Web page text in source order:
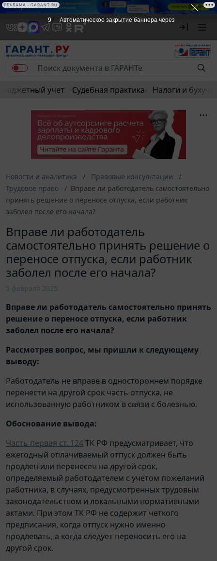
Бюджетный учет Судебная практика Налоги и
Новости и аналитика
Правовые консультации
Трудовое право
Вправе ли работодатель самостоятельно
принять решение о переносе отпуска, если работник
заболел после его начала?
Вправе ли работодатель
самостоятельно принять решение о
переносе отпуска, если работник
заболел после его начала?
Вправе ли работодатель самостоятельно принять
решение о переносе отпуска, если работник
заболел после его начала?
Рассмотрев вопрос, мы пришли к следующему
выводу:
Работодатель не вправе в одностороннем порядке
перенести на другой срок часть отпуска, не
использованную работником в связи с болезнью.
Обоснование вывода:
Часть первая ст. 124ТК РФ предусматривает, что
ежегодный оплачиваемый отпуск должен быть
продлен или перенесен на другой срок,
определяемый работодателем с учетом пожеланий
работника, в случаях, предусмотренных трудовым
законодательством и локальными нормативными
актами. При этом ТК РФ не содержит четкого
предписания, когда отпуск нужно именно
продлевать, а когда следует переносить его на
другой срок.
9 Автоматическое закрытие баннера через
РЕКЛАМА • GARANT.RU